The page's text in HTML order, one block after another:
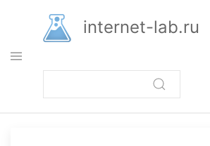
основному
содержанию
internet-lab.ru